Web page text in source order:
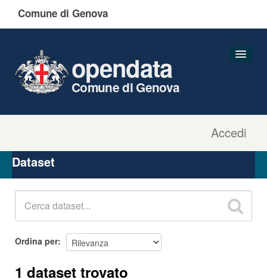
Comune di Genova
Accedi
opendata
Comune di Genova
Organizzazioni
Gruppi
Dataset
Ordina per
1 dataset trovato